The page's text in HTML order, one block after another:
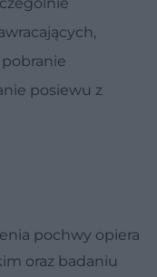
posiewu z
pochwy opiera
oraz badaniu